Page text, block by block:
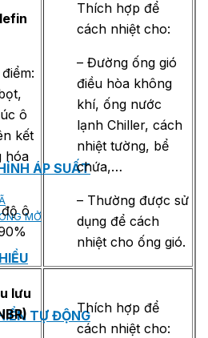
ÁP SUẤT
MỞ
TỰ ĐỘNG
ô
kết
hóa
ô
Thích hợp để
cách nhiệt cho:
– Đường ống gió
điều hòa không
khí, ống nước
lạnh Chiller, cách
nhiệt tường, bể
chứa,…
– Thường được sử
dụng để cách
nhiệt cho ống gió.
lưu
Thích hợp để
cách nhiệt cho: